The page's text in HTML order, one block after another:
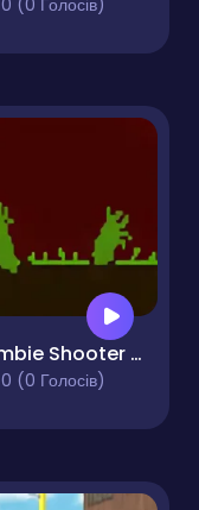
0 (0 Голосів)
Zombie Shooter Game
0 (0 Голосів)